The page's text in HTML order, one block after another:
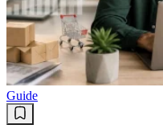
Guide